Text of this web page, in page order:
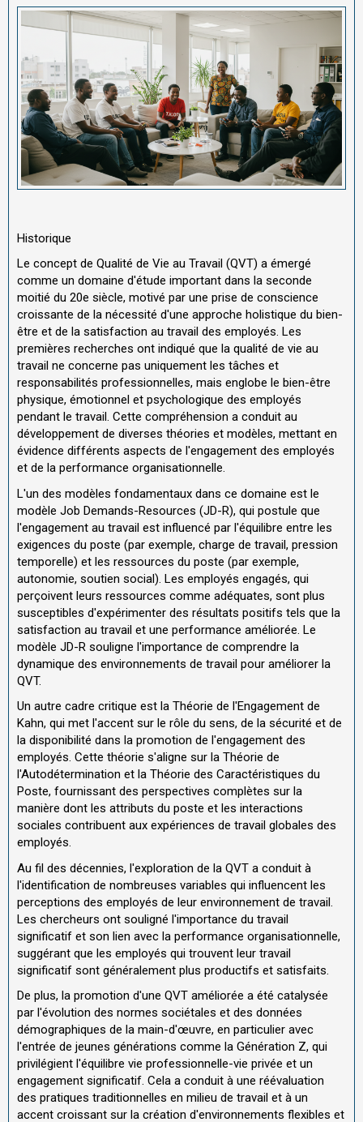
Historique
Le concept de Qualité de Vie au Travail (QVT) a émergé
comme un domaine d'étude important dans la seconde
moitié du 20e siècle, motivé par une prise de conscience
croissante de la nécessité d'une approche holistique du bien-
être et de la satisfaction au travail des employés. Les
premières recherches ont indiqué que la qualité de vie au
travail ne concerne pas uniquement les tâches et
responsabilités professionnelles, mais englobe le bien-être
physique, émotionnel et psychologique des employés
pendant le travail. Cette compréhension a conduit au
développement de diverses théories et modèles, mettant en
évidence différents aspects de l'engagement des employés
et de la performance organisationnelle.
L'un des modèles fondamentaux dans ce domaine est le
modèle Job Demands-Resources (JD-R), qui postule que
l'engagement au travail est influencé par l'équilibre entre les
exigences du poste (par exemple, charge de travail, pression
temporelle) et les ressources du poste (par exemple,
autonomie, soutien social). Les employés engagés, qui
perçoivent leurs ressources comme adéquates, sont plus
susceptibles d'expérimenter des résultats positifs tels que la
satisfaction au travail et une performance améliorée. Le
modèle JD-R souligne l'importance de comprendre la
dynamique des environnements de travail pour améliorer la
QVT.
Un autre cadre critique est la Théorie de l'Engagement de
Kahn, qui met l'accent sur le rôle du sens, de la sécurité et de
la disponibilité dans la promotion de l'engagement des
employés. Cette théorie s'aligne sur la Théorie de
l'Autodétermination et la Théorie des Caractéristiques du
Poste, fournissant des perspectives complètes sur la
manière dont les attributs du poste et les interactions
sociales contribuent aux expériences de travail globales des
employés.
Au fil des décennies, l'exploration de la QVT a conduit à
l'identification de nombreuses variables qui influencent les
perceptions des employés de leur environnement de travail.
Les chercheurs ont souligné l'importance du travail
significatif et son lien avec la performance organisationnelle,
suggérant que les employés qui trouvent leur travail
significatif sont généralement plus productifs et satisfaits.
De plus, la promotion d'une QVT améliorée a été catalysée
par l'évolution des normes sociétales et des données
démographiques de la main-d'œuvre, en particulier avec
l'entrée de jeunes générations comme la Génération Z, qui
privilégient l'équilibre vie professionnelle-vie privée et un
engagement significatif. Cela a conduit à une réévaluation
des pratiques traditionnelles en milieu de travail et à un
accent croissant sur la création d'environnements flexibles et